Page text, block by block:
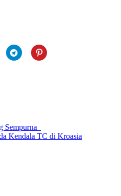
Sempurna
Kendala TC di Kroasia